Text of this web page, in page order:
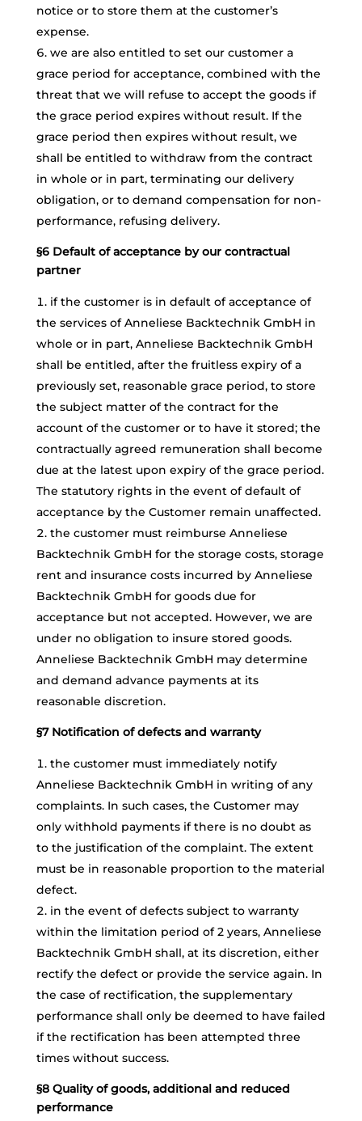
notice or to store them at the customer’s
expense.
we are also entitled to set our customer a
grace period for acceptance, combined with the
threat that we will refuse to accept the goods if
the grace period expires without result. If the
grace period then expires without result, we
shall be entitled to withdraw from the contract
in whole or in part, terminating our delivery
obligation, or to demand compensation for non-
performance, refusing delivery.
§6 Default of acceptance by our contractual
partner
if the customer is in default of acceptance of
the services of Anneliese Backtechnik GmbH in
whole or in part, Anneliese Backtechnik GmbH
shall be entitled, after the fruitless expiry of a
previously set, reasonable grace period, to store
the subject matter of the contract for the
account of the customer or to have it stored; the
contractually agreed remuneration shall become
due at the latest upon expiry of the grace period.
The statutory rights in the event of default of
acceptance by the Customer remain unaffected.
the customer must reimburse Anneliese
Backtechnik GmbH for the storage costs, storage
rent and insurance costs incurred by Anneliese
Backtechnik GmbH for goods due for
acceptance but not accepted. However, we are
under no obligation to insure stored goods.
Anneliese Backtechnik GmbH may determine
and demand advance payments at its
reasonable discretion.
§7 Notification of defects and warranty
the customer must immediately notify
Anneliese Backtechnik GmbH in writing of any
complaints. In such cases, the Customer may
only withhold payments if there is no doubt as
to the justification of the complaint. The extent
must be in reasonable proportion to the material
defect.
in the event of defects subject to warranty
within the limitation period of 2 years, Anneliese
Backtechnik GmbH shall, at its discretion, either
rectify the defect or provide the service again. In
the case of rectification, the supplementary
performance shall only be deemed to have failed
if the rectification has been attempted three
times without success.
§8 Quality of goods, additional and reduced
performance